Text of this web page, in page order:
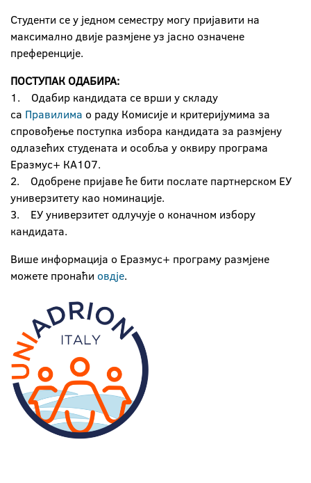
Студенти се у једном семестру могу пријавити на
максимално двије размјене уз јасно означене
преференције.
ПОСТУПАК ОДАБИРА:
1. Одабир кандидата се врши у складу
са Правилима о раду Комисије и критеријумима за
спровођење поступка избора кандидата за размјену
одлазећих студената и особља у оквиру програма
Еразмус+ КА107.
2. Одобрене пријаве ће бити послате партнерском ЕУ
универзитету као номинације.
3. ЕУ универзитет одлучује о коначном избору
кандидата.
Више информација о Еразмус+ програму размјене
можете пронаћи овдје.